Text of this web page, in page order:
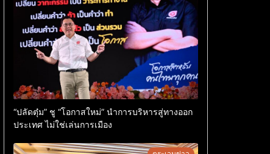
“ปลัดตุ๋ม” ชู “โอกาสใหม่” นำการบริหารสู่ทางออก
ประเทศ ไม่ใช่เล่นการเมือง